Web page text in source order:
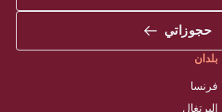
حجوزاتي
بلدان
فرنسا
البرتغال